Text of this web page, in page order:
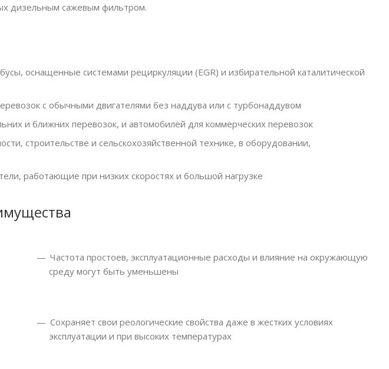
дизельным сажевым фильтром.
оснащенные системами рециркуляции (EGR) и избирательной каталитической
с обычными двигателями без наддува или с турбонаддувом
и ближних перевозок, и автомобилей для коммерческих перевозок
строительстве и сельскохозяйственной технике, в оборудовании,
работающие при низких скоростях и большой нагрузке
Частота простоев, эксплуатационные расходы и влияние на окружающую
среду могут быть уменьшены
Сохраняет свои реологические свойства даже в жестких условиях
эксплуатации и при высоких температурах